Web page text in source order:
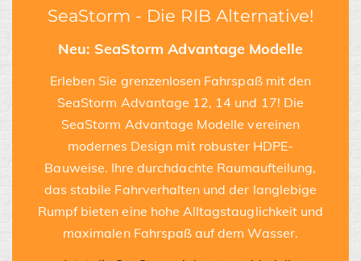
SeaStorm - Die RIB Alternative!
Neu: SeaStorm Advantage Modelle
Erleben Sie grenzenlosen Fahrspaß mit den
SeaStorm Advantage 12, 14 und 17! Die
SeaStorm Advantage Modelle vereinen
modernes Design mit robuster HDPE-
Bauweise. Ihre durchdachte Raumaufteilung,
das stabile Fahrverhalten und der langlebige
Rumpf bieten eine hohe Alltagstauglichkeit und
maximalen Fahrspaß auf dem Wasser.